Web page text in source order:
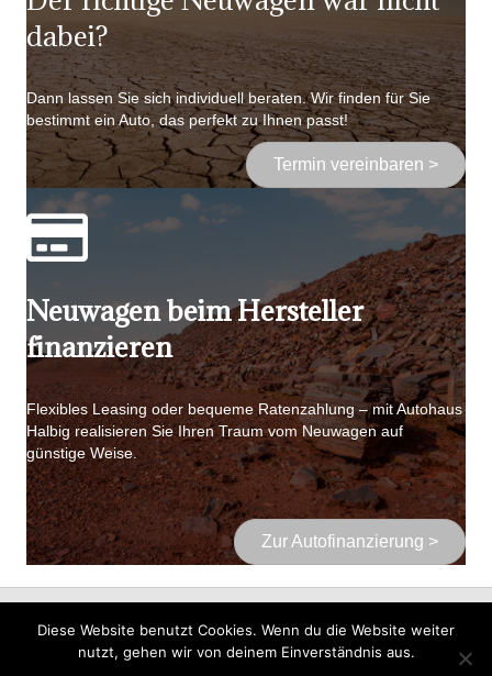
dabei?
Dann lassen Sie sich individuell beraten. Wir finden für Sie
bestimmt ein Auto, das perfekt zu Ihnen passt!
Termin vereinbaren >
Neuwagen beim Hersteller
finanzieren
Flexibles Leasing oder bequeme Ratenzahlung – mit Autohaus
Halbig realisieren Sie Ihren Traum vom Neuwagen auf
günstige Weise.
Zur Autofinanzierung >
Tel.: 0 98 31/80 02-0 I Fax: 0 98 31/80 02-80 I info@auto-halbig.de
Diese Website benutzt Cookies. Wenn du die Website weiter
nutzt, gehen wir von deinem Einverständnis aus.